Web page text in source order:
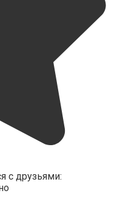
с друзьями: